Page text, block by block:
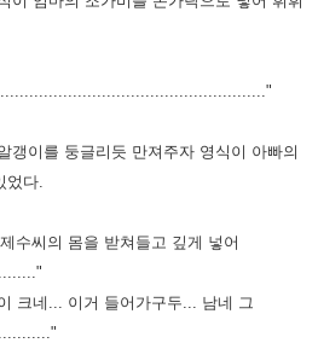
갱이를 둥글리듯 만져주자 영식이 아빠의
었다.
수씨의 몸을 받쳐들고 깊게 넣어
크네... 이거 들어가구두... 남네 그